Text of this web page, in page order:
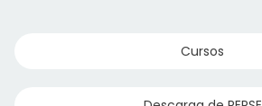
Cursos